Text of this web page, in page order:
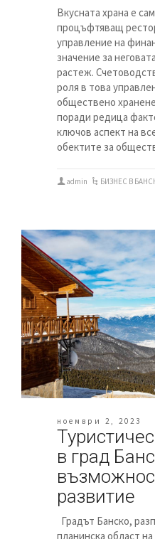
Вкусната храна е
процъфтяващ
управление на
значение за
растеж.
роля в това
обществено
поради редица
ключов аспект на
обектите за
admin БИЗНЕС В
ноември 2, 2023
в град
развитие
Градът Банско,
планинска област